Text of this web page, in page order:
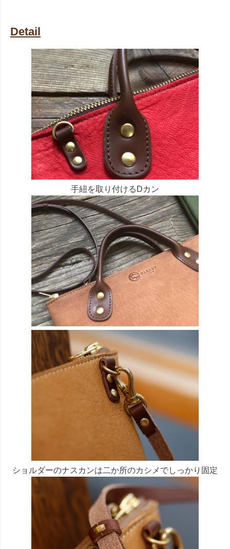
Detail
手紐を取り付けるDカン
ショルダーのナスカンは二か所のカシメでしっかり固定